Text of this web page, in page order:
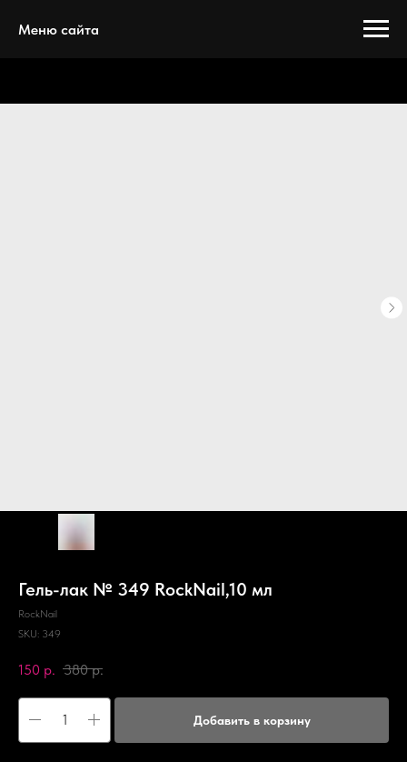
Меню сайта
Гель-лак № 349 RockNail,10 мл
RockNail
SKU: 349
150 р. 380 р.
Добавить в корзину